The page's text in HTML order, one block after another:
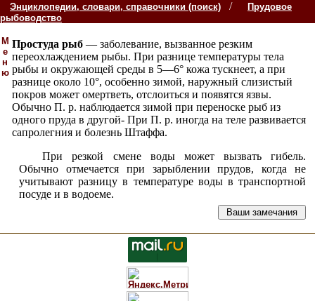
Энциклопедии, словари, справочники (поиск) /
Прудовое
рыбоводство
М
е
н
ю
Простуда рыб — заболевание, вызванное резким
переохлаждением рыбы. При разнице температуры тела
рыбы и окружающей среды в 5—6° кожа тускнеет, а при
разнице около 10°, особенно зимой, наружный слизистый
покров может омертветь, отслоиться и появятся язвы.
Обычно П. р. наблюдается зимой при переноске рыб из
одного пруда в другой- При П. р. иногда на теле развивается
сапролегния и болезнь Штаффа.
При резкой смене воды может вызвать гибель.
Обычно отмечается при зарыблении прудов, когда не
учитывают разницу в температуре воды в транспортной
посуде и в водоеме.